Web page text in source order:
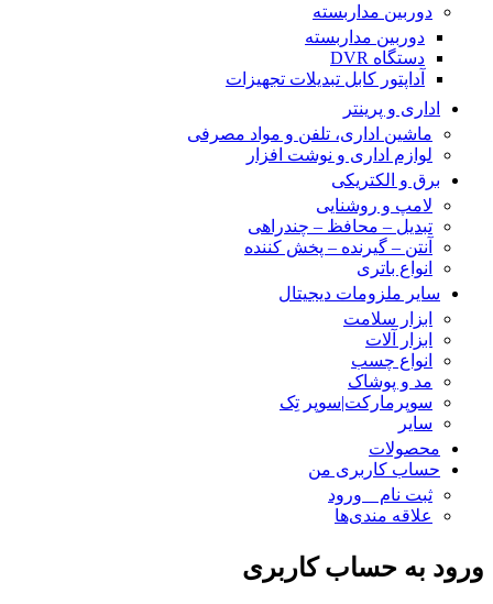
دوربین مداربسته
دوربین مداربسته
دستگاه DVR
آداپتور کابل تبدیلات تجهیزات
اداری و پرینتر
ماشین اداری، تلفن و مواد مصرفی
لوازم اداری و نوشت افزار
برق و الکتریکی
لامپ و روشنایی
تبدیل – محافظ – چندراهی
آنتن – گیرنده – پخش کننده
انواع باتری
سایر ملزومات دیجیتال
ابزار سلامت
ابزار آلات
انواع چسب
مد و پوشاک
سوپرمارکت|سوپر تِک
سایر
محصولات
حساب کاربری من
ثبت نام _ ورود
علاقه مندی‌ها
ورود به حساب کاربری